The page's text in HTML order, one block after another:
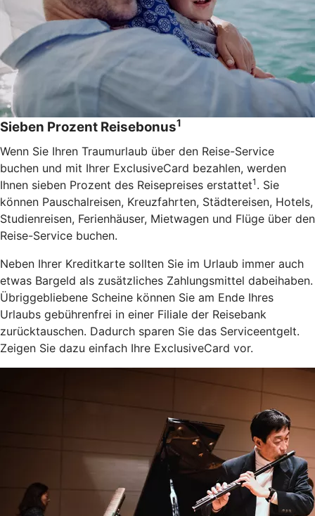
Sieben Prozent Reisebonus1
Wenn Sie Ihren Traumurlaub über den Reise-Service
buchen und mit Ihrer ExclusiveCard bezahlen, werden
Ihnen sieben Prozent des Reisepreises erstattet1 . Sie
können Pauschalreisen, Kreuzfahrten, Städtereisen, Hotels,
Studienreisen, Ferienhäuser, Mietwagen und Flüge über den
Reise-Service buchen.
Neben Ihrer Kreditkarte sollten Sie im Urlaub immer auch
etwas Bargeld als zusätzliches Zahlungsmittel dabeihaben.
Übriggebliebene Scheine können Sie am Ende Ihres
Urlaubs gebührenfrei in einer Filiale der Reisebank
zurücktauschen. Dadurch sparen Sie das Serviceentgelt.
Zeigen Sie dazu einfach Ihre ExclusiveCard vor.